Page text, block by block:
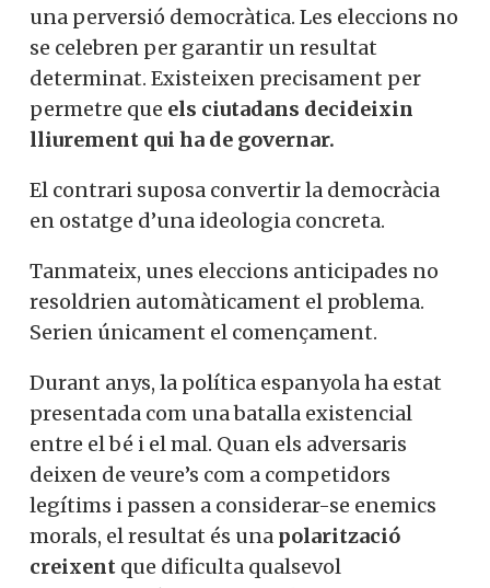
una perversió democràtica. Les eleccions no
se celebren per garantir un resultat
determinat. Existeixen precisament per
permetre que els ciutadans decideixin
lliurement qui ha de governar.
El contrari suposa convertir la democràcia
en ostatge d’una ideologia concreta.
Tanmateix, unes eleccions anticipades no
resoldrien automàticament el problema.
Serien únicament el començament.
Durant anys, la política espanyola ha estat
presentada com una batalla existencial
entre el bé i el mal. Quan els adversaris
deixen de veure’s com a competidors
legítims i passen a considerar-se enemics
morals, el resultat és una polarització
creixent que dificulta qualsevol